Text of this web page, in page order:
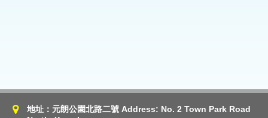
地址：元朗公園北路二號 Address: No. 2 Town Park Road